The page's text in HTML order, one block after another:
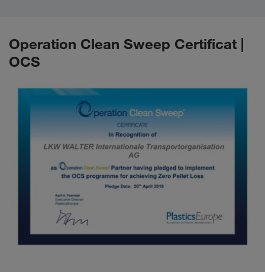
Operation Clean Sweep Certificat |
OCS